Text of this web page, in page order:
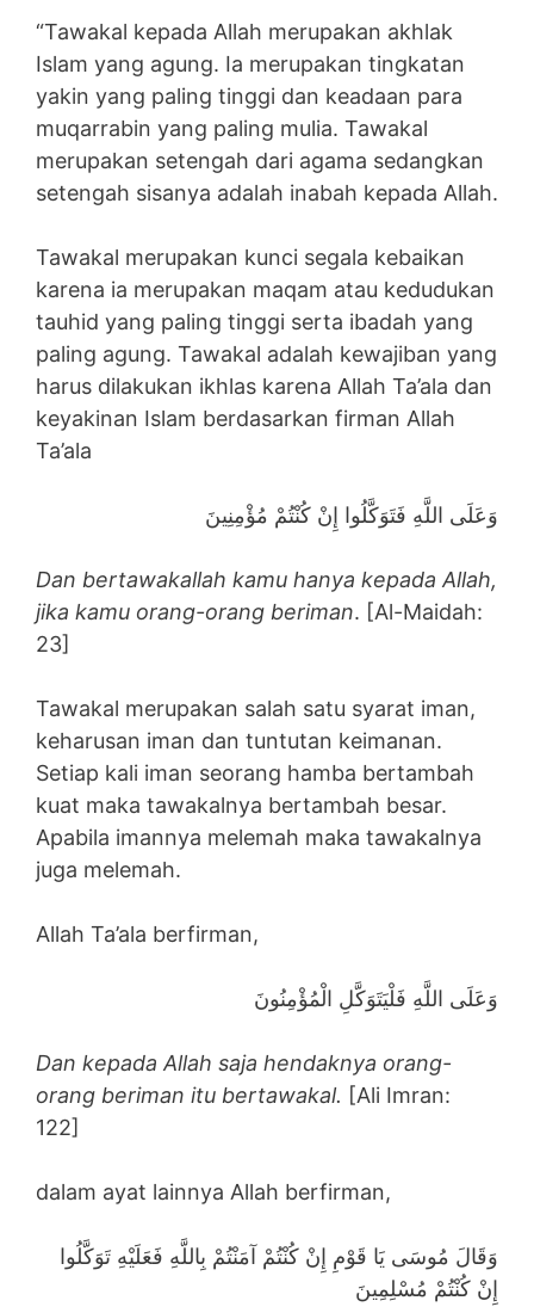
“Tawakal kepada Allah merupakan akhlak
Islam yang agung. Ia merupakan tingkatan
yakin yang paling tinggi dan keadaan para
muqarrabin yang paling mulia. Tawakal
merupakan setengah dari agama sedangkan
setengah sisanya adalah inabah kepada Allah.
Tawakal merupakan kunci segala kebaikan
karena ia merupakan maqam atau kedudukan
tauhid yang paling tinggi serta ibadah yang
paling agung. Tawakal adalah kewajiban yang
harus dilakukan ikhlas karena Allah Ta’ala dan
keyakinan Islam berdasarkan firman Allah
Ta’ala
وَعَلَى اللَّهِ فَتَوَكَّلُوا إِنْ كُنْتُمْ مُؤْمِنِينَ
Dan bertawakallah kamu hanya kepada Allah,
jika kamu orang-orang beriman. [Al-Maidah:
23]
Tawakal merupakan salah satu syarat iman,
keharusan iman dan tuntutan keimanan.
Setiap kali iman seorang hamba bertambah
kuat maka tawakalnya bertambah besar.
Apabila imannya melemah maka tawakalnya
juga melemah.
Allah Ta’ala berfirman,
وَعَلَى اللَّهِ فَلْيَتَوَكَّلِ الْمُؤْمِنُونَ
Dan kepada Allah saja hendaknya orang-
orang beriman itu bertawakal. [Ali Imran:
122]
dalam ayat lainnya Allah berfirman,
وَقَالَ مُوسَى يَا قَوْمِ إِنْ كُنْتُمْ آمَنْتُمْ بِاللَّهِ فَعَلَيْهِ تَوَكَّلُوا
إِنْ كُنْتُمْ مُسْلِمِينَ